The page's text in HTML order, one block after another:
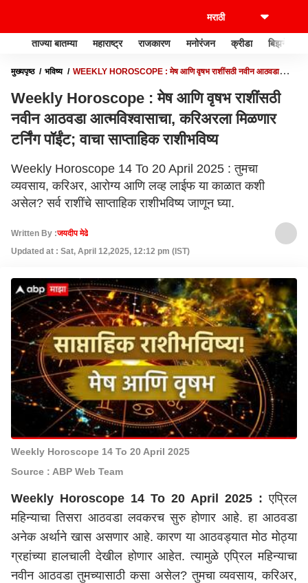
ताज्या बातम्या महाराष्ट्र राजकारण मनोरंजन क्रीडा बिझनेस
मुख्यपृष्ठ भविष्य
WEEKLY HOROSCOPE : मेष आणि वृषभ राशींसठी नवीन आठवडा
Weekly Horoscope : मेष आणि वृषभ राशींसठी
नवीन आठवडा आत्मविश्वासाचा, करिअरला मिळणार
टर्निंग पॉईंट; वाचा साप्ताहिक राशीभविष्य
Weekly Horoscope 14 To 20 April 2025 : तुमचा
व्यवसाय, करिअर, आरोग्य आणि लव्ह लाईफ या काळात कशी
असेल? सर्व राशींचे साप्ताहिक राशीभविष्य जाणून घ्या.
Written By :जयदीप मेढे
Updated at : Sat, April 12,2025, 12:12 pm (IST)
Weekly Horoscope 14 To 20 April 2025
Source : ABP Web Team
Weekly Horoscope 14 To 20 April 2025 : एप्रिल
महिन्याचा तिसरा आठवडा लवकरच सुरु होणार आहे. हा आठवडा
अनेक अर्थाने खास असणार आहे. कारण या आठवड्यात मोठ मोठ्या
ग्रहांच्या हालचाली देखील होणार आहेत. त्यामुळे एप्रिल महिन्याचा
नवीन आठवडा तुमच्यासाठी कसा असेल? तुमचा व्यवसाय, करिअर,